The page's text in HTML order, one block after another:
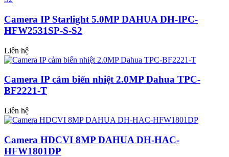
Camera IP Starlight 5.0MP DAHUA DH-IPC-
HFW2531SP-S-S2
Liên hệ
Camera IP cảm biến nhiệt 2.0MP Dahua TPC-
BF2221-T
Liên hệ
Camera HDCVI 8MP DAHUA DH-HAC-
HFW1801DP